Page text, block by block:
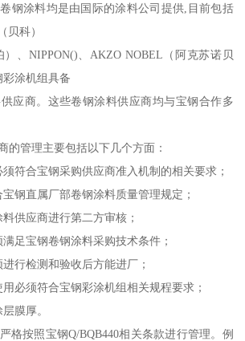
钢涂料均是由国际的涂料公司提供,目前包括
贝科）
）、NIPPON()、AKZO NOBEL（阿克苏诺贝
涂机组具备
应商。这些卷钢涂料供应商均与宝钢合作多
的管理主要包括以下几个方面：
符合宝钢采购供应商准入机制的相关要求；
钢直属厂部卷钢涂料质量管理规定；
供应商进行第二方审核；
足宝钢卷钢涂料采购技术条件；
行检测和验收后方能进厂；
必须符合宝钢彩涂机组相关规程要求；
膜厚。
格按照宝钢Q/BQB440相关条款进行管理。例